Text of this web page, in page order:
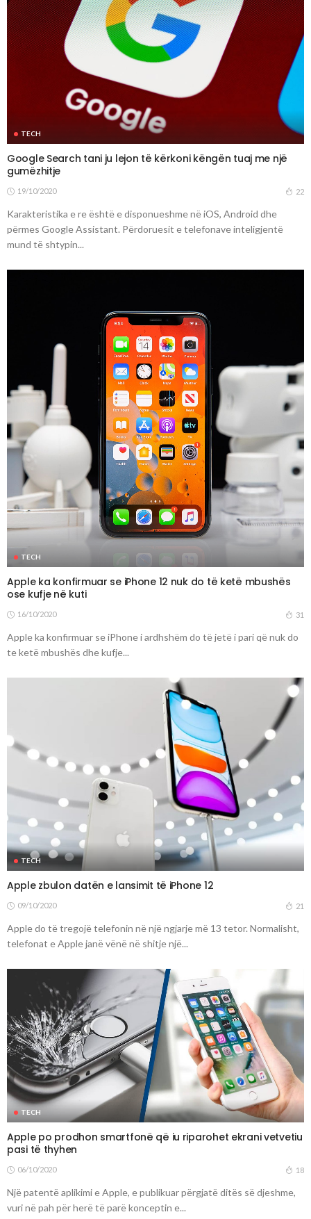
TECH
Google Search tani ju lejon të kërkoni këngën tuaj me një
gumëzhitje
19/10/2020 22
Karakteristika e re është e disponueshme në iOS, Android dhe
përmes Google Assistant. Përdoruesit e telefonave inteligjentë
mund të shtypin...
TECH
Apple ka konfirmuar se iPhone 12 nuk do të ketë mbushës
ose kufje në kuti
16/10/2020 31
Apple ka konfirmuar se iPhone i ardhshëm do të jetë i pari që nuk do
te ketë mbushës dhe kufje...
TECH
Apple zbulon datën e lansimit të iPhone 12
09/10/2020 21
Apple do të tregojë telefonin në një ngjarje më 13 tetor. Normalisht,
telefonat e Apple janë vënë në shitje një...
TECH
Apple po prodhon smartfonë që iu riparohet ekrani vetvetiu
pasi të thyhen
06/10/2020 18
Një patentë aplikimi e Apple, e publikuar përgjatë ditës së djeshme,
vuri në pah për herë të parë konceptin e...